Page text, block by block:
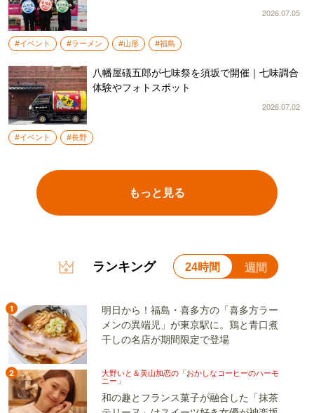
2026.07.05
#イベント #ラーメン #山形 #福島
八幡屋礒五郎が七味祭を須坂で開催｜七味調合
体験やフォトスポット
2026.07.02
#イベント #長野
もっと見る
ランキング 24時間 週間
1
明日から！福島・喜多方の「喜多方ラー
メンの異端児」が東京駅に。鶏と青口煮
干しの名店が期間限定で登場
2
大野いと＆美山加恋の「おかしなコーヒーのハーモ
ニー」
和の趣とフランス菓子が融合した「抹茶